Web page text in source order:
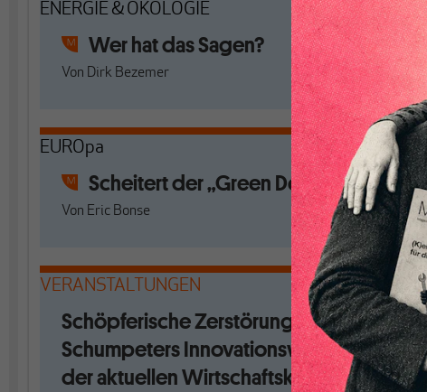
ENERGIE & ÖKOLOGIE
Wer hat das Sagen?
Von Dirk Bezemer
EUROpa
Scheitert der „Green Deal“?
Von Eric Bonse
VERANSTALTUNGEN
Schöpferische Zerstörung. Mit
Schumpeters Innovationswellen aus
der aktuellen Wirtschaftskrise?